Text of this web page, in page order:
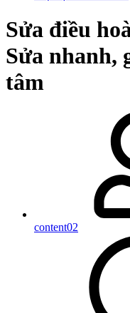
Sửa điều
Sửa nhanh,
tâm
content02